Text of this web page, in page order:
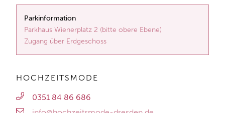
Parkinformation
Parkhaus Wienerplatz 2 (bitte obere Ebene)
Zugang über Erdgeschoss
HOCHZEITSMODE
0351 84 86 686